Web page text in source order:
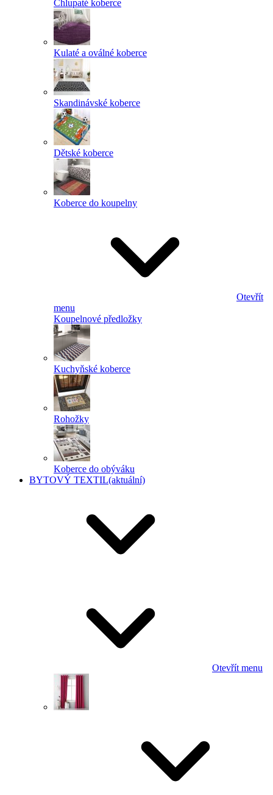
Chlupaté koberce
Kulaté a oválné koberce
Skandinávské koberce
Dětské koberce
Koberce do koupelny
Otevřít
menu
Koupelnové předložky
Kuchyňské koberce
Rohožky
Koberce do obýváku
BYTOVÝ TEXTIL(aktuální)
Otevřít menu